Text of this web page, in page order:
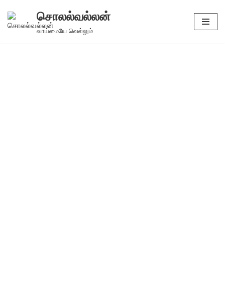
Skip
சொலல்வல்லன்
வாய்மையே வெல்லும்